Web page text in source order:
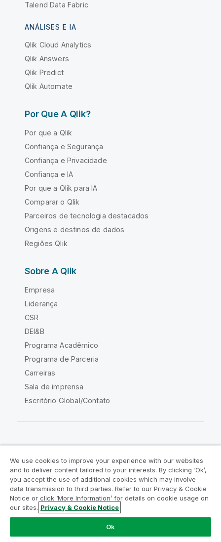
Talend Data Fabric
ANÁLISES E IA
Qlik Cloud Analytics
Qlik Answers
Qlik Predict
Qlik Automate
Por Que A Qlik?
Por que a Qlik
Confiança e Segurança
Confiança e Privacidade
Confiança e IA
Por que a Qlik para IA
Comparar o Qlik
Parceiros de tecnologia destacados
Origens e destinos de dados
Regiões Qlik
Sobre A Qlik
Empresa
Liderança
CSR
DEI&B
Programa Acadêmico
Programa de Parceria
Carreiras
Sala de imprensa
Escritório Global/Contato
Acordos legais
Termos do produto
Legal Policies
Políticas Legais
Termos de uso
Marcas comerciais
Do Not Share My Info
Copyright © 1993-2026 QlikTech International AB. Todos os
We use cookies to improve your experience with our websites
and to deliver content tailored to your interests. By clicking ‘Ok’,
you accept the use of additional cookies which may involve
data transmission to third parties. Refer to our Privacy & Cookie
Notice or click ‘More Information’ for details on cookie usage on
our sites. Privacy & Cookie Notice
Ok